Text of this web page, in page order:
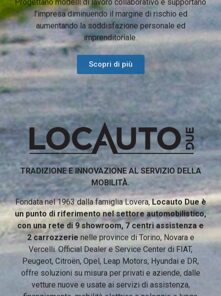
Progettano modelli di lavoro collaborativo e supportano
l’impresa diminuendo il margine di rischio ed
aumentando la soddisfazione personale ed
imprenditoriale.
Scopri di più
TRADIZIONE E INNOVAZIONE AL SERVIZIO DELLA
MOBILITÀ.
Fondata nel 1963 dalla famiglia Lovera,Locauto Due è
un punto di riferimento nel settore automobilistico,
con una rete di 9 showroom, 7 centri assistenza e
2 carrozzerie nelle province di Torino, Novara e
Vercelli. Official Dealer e Service Center di FIAT,
Peugeot, Citroën, Opel, Leap Motors, Hyundai e DR,
offre soluzioni su misura per privati e aziende, dalle
vetture nuove e usate ai servizi di assistenza,